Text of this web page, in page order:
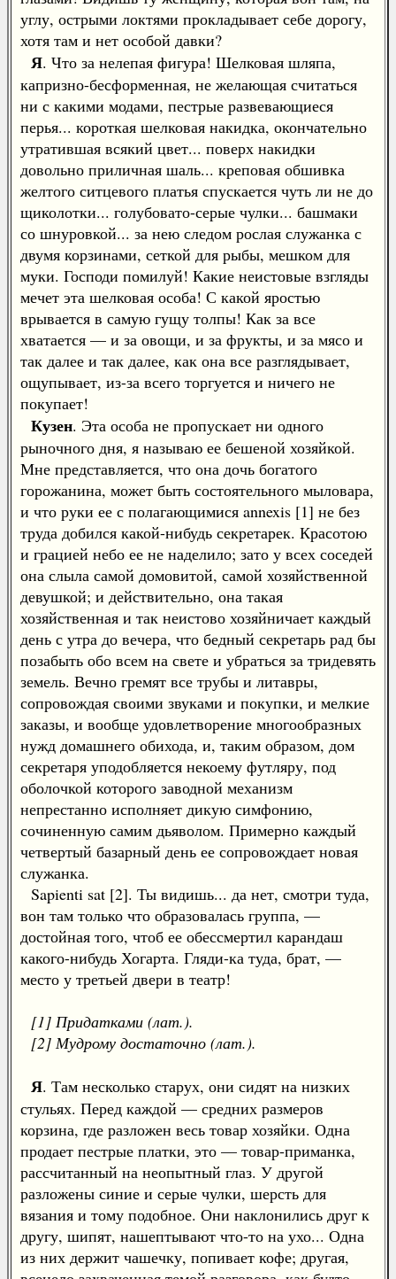
углу, острыми локтями прокладывает себе дорогу,
хотя там и нет особой давки?
Я. Что за нелепая фигура! Шелковая шляпа,
капризно-бесформенная, не желающая считаться
ни с какими модами, пестрые развевающиеся
перья... короткая шелковая накидка, окончательно
утратившая всякий цвет... поверх накидки
довольно приличная шаль... креповая обшивка
желтого ситцевого платья спускается чуть ли не до
щиколотки... голубовато-серые чулки... башмаки
со шнуровкой... за нею следом рослая служанка с
двумя корзинами, сеткой для рыбы, мешком для
муки. Господи помилуй! Какие неистовые взгляды
мечет эта шелковая особа! С какой яростью
врывается в самую гущу толпы! Как за все
хватается — и за овощи, и за фрукты, и за мясо и
так далее и так далее, как она все разглядывает,
ощупывает, из-за всего торгуется и ничего не
покупает!
Кузен. Эта особа не пропускает ни одного
рыночного дня, я называю ее бешеной хозяйкой.
Мне представляется, что она дочь богатого
горожанина, может быть состоятельного мыловара,
и что руки ее с полагающимися annexis [1] не без
труда добился какой-нибудь секретарек. Красотою
и грацией небо ее не наделило; зато у всех соседей
она слыла самой домовитой, самой хозяйственной
девушкой; и действительно, она такая
хозяйственная и так неистово хозяйничает каждый
день с утра до вечера, что бедный секретарь рад бы
позабыть обо всем на свете и убраться за тридевять
земель. Вечно гремят все трубы и литавры,
сопровождая своими звуками и покупки, и мелкие
заказы, и вообще удовлетворение многообразных
нужд домашнего обихода, и, таким образом, дом
секретаря уподобляется некоему футляру, под
оболочкой которого заводной механизм
непрестанно исполняет дикую симфонию,
сочиненную самим дьяволом. Примерно каждый
четвертый базарный день ее сопровождает новая
служанка.
Sapienti sat [2]. Ты видишь... да нет, смотри туда,
вон там только что образовалась группа, —
достойная того, чтоб ее обессмертил карандаш
какого-нибудь Хогарта. Гляди-ка туда, брат, —
место у третьей двери в театр!
[1] Придатками (лат.).
[2] Мудрому достаточно (лат.).
Я. Там несколько старух, они сидят на низких
стульях. Перед каждой — средних размеров
корзина, где разложен весь товар хозяйки. Одна
продает пестрые платки, это — товар-приманка,
рассчитанный на неопытный глаз. У другой
разложены синие и серые чулки, шерсть для
вязания и тому подобное. Они наклонились друг к
другу, шипят, нашептывают что-то на ухо... Одна
из них держит чашечку, попивает кофе; другая,